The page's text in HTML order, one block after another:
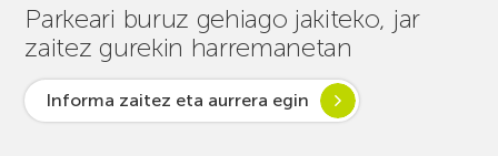
Parkeari buruz gehiago jakiteko, jar
zaitez gurekin harremanetan
Informa zaitez eta aurrera egin